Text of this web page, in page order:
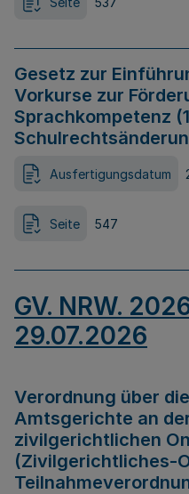
Gesetz zur
Vorkurse zur
Sprachkompetenz
Ausfertigungsdatum
Seite 547
GV. NRW.
29.07.2026
Verordnung über
Amtsgerichte an
zivilgerichtlichen
(Zivilgerichtliches-